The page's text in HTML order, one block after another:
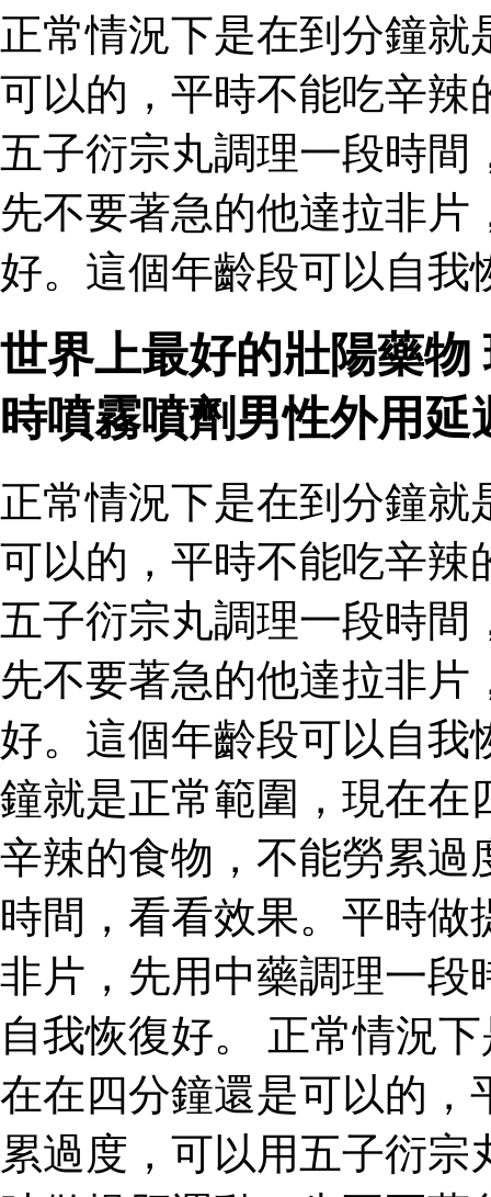
正常情況下是在到分鐘
可以的，平時不能吃辛辣
五子衍宗丸調理一段時
先不要著急的他達拉非
好。這個年齡段可以自我
世界上最好的壯陽藥
時噴霧噴劑男性外用延
正常情況下是在到分鐘
可以的，平時不能吃辛辣
五子衍宗丸調理一段時
先不要著急的他達拉非
好。這個年齡段可以自我
鐘就是正常範圍，現在在
辛辣的食物，不能勞累過
時間，看看效果。平時
非片，先用中藥調理一段
自我恢復好。 正常情況
在在四分鐘還是可以的，
累過度，可以用五子衍